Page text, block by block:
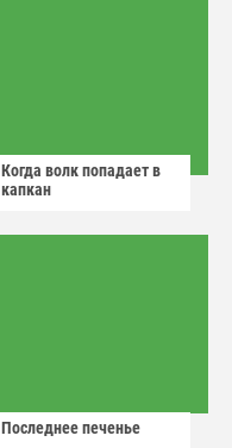
Когда волк попадает в
капкан
Последнее печенье